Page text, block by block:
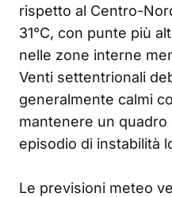
rispetto al Centro-
31°C, con punte più
nelle zone interne
Venti settentrionali
generalmente calmi
mantenere un
episodio di instabilità
Le previsioni meteo